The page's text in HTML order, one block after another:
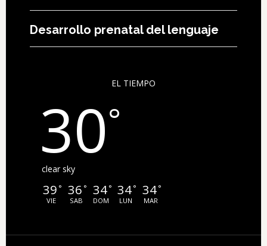
Desarrollo prenatal del lenguaje
EL TIEMPO
30°
clear sky
39 °
VIE
36 °
SAB
34°
DOM
34°
LUN
34°
MAR